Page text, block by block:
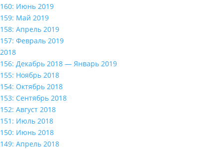
160: Июнь 2019
159: Май 2019
158: Апрель 2019
157: Февраль 2019
2018
156: Декабрь 2018 — Январь 2019
155: Ноябрь 2018
154: Октябрь 2018
153: Сентябрь 2018
152: Август 2018
151: Июль 2018
150: Июнь 2018
149: Апрель 2018